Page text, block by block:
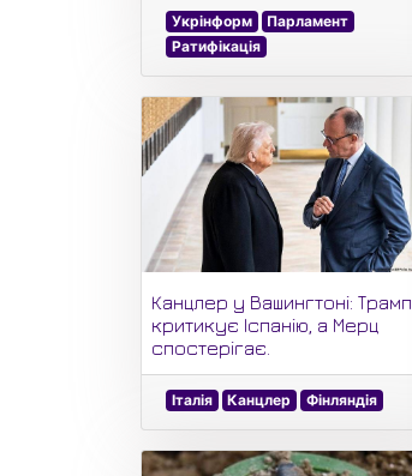
Укрінформ
Парламент
Ратифікація
Канцлер у Вашингтоні: Трамп
критикує Іспанію, а Мерц
спостерігає.
Італія Канцлер Фінляндія